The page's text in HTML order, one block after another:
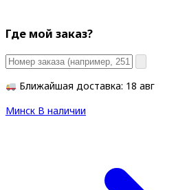
Где мой заказ?
Ближайшая доставка: 18 авг
Минск В наличии